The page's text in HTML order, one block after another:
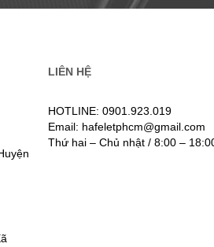
LIÊN HỆ
HOTLINE: 0901.923.019
Email: hafeletphcm@gmail.com
Thứ hai – Chủ nhật / 8:00 –